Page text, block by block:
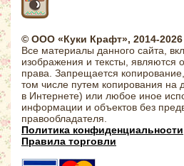
© ООО «Куки Крафт», 2014-2026
Все материалы данного сайта,
изображения и тексты, являются
права. Запрещается
том числе путем копирования на
в Интернете) или любое иное
информации и объектов без
правообладателя.
Политика конфиденциальности
Правила торговли